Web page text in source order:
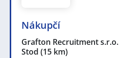
Nákupčí
Grafton Recruitment s.r.o.
Stod (15 km)